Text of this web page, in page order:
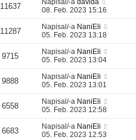
11637 Napisal/-a davida
08. Feb. 2023 15:16
11287 Napisal/-a NaniEli
05. Feb. 2023 13:18
9715 Napisal/-a NaniEli
05. Feb. 2023 13:04
9888 Napisal/-a NaniEli
05. Feb. 2023 13:01
6558 Napisal/-a NaniEli
05. Feb. 2023 12:58
6683 Napisal/-a NaniEli
05. Feb. 2023 12:53